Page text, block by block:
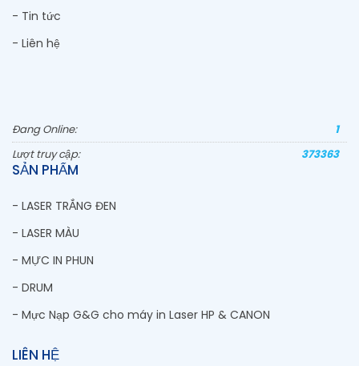
- Tin tức
- Liên hệ
Đang Online:
1
Lượt truy cập:
373363
SẢN PHẨM
- LASER TRẮNG ĐEN
- LASER MÀU
- MỰC IN PHUN
- DRUM
- Mực Nạp G&G cho máy in Laser HP & CANON
LIÊN HỆ